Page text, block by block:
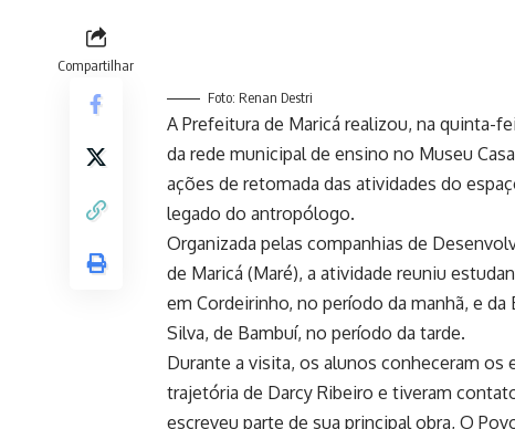
Compartilhar
Foto: Renan Destri
A Prefeitura de Maricá realizou, na quinta-
da rede municipal de ensino no Museu
ações de retomada das atividades do
legado do antropólogo.
Organizada pelas companhias de
de Maricá (Maré), a atividade reuniu
em Cordeirinho, no período da manhã, e
Silva, de Bambuí, no período da tarde.
Durante a visita, os alunos conheceram
trajetória de Darcy Ribeiro e tiveram
escreveu parte de sua principal obra, O